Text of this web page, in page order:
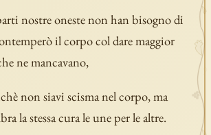
nostre oneste non han bisogno di
il corpo col dare maggior
ne mancavano,
non siavi scisma nel corpo, ma
la stessa cura le une per le altre.